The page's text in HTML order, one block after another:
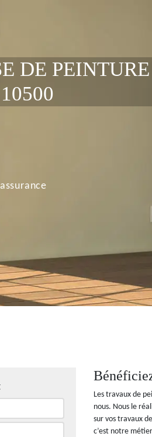
DE PEINTURE
Les travaux de
nous. Nous le
sur vos travaux
c’est notre